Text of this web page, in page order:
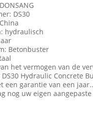
DS30
hydraulisch
Betonbuster
het vermogen van de
DS30 Hydraulic Concrete
een garantie van een jaar..
nog uw eigen